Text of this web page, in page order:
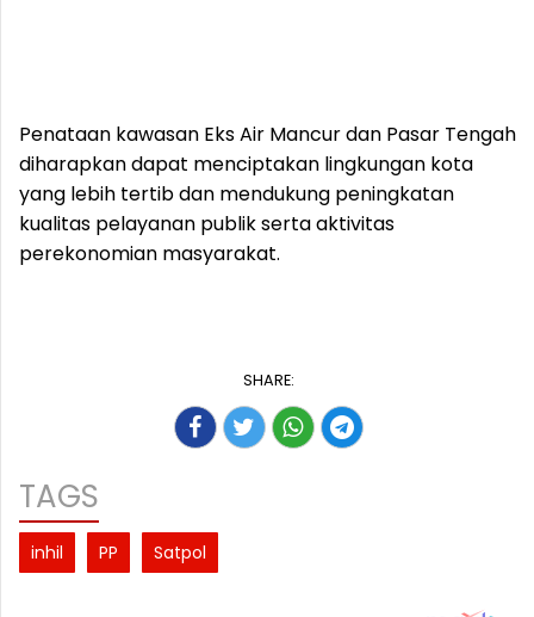
Penataan kawasan Eks Air Mancur dan Pasar Tengah
diharapkan dapat menciptakan lingkungan kota
yang lebih tertib dan mendukung peningkatan
kualitas pelayanan publik serta aktivitas
perekonomian masyarakat.
SHARE:
TAGS
inhil PP Satpol